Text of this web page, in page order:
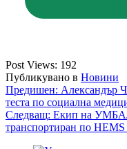
Post Views: 192
Публикувано в Новини
Навигация
Предишен: Александър
теста по социална
Следващ: Екип на
транспортиран по HEMS